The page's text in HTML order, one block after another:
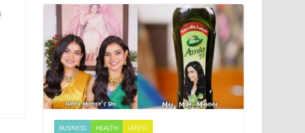
BUSINESS HEALTH LATEST